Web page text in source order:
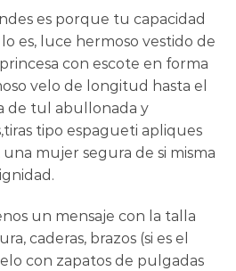
es porque tu capacidad
es, luce hermoso vestido de
con escote en forma
velo de longitud hasta el
de tul abullonada y
tipo espagueti apliques
mujer segura de si misma
un mensaje con la talla
caderas, brazos (si es el
con zapatos de pulgadas